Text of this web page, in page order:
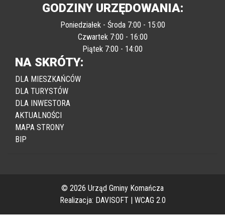
GODZINY URZĘDOWANIA:
Poniedziałek - Środa 7:00 - 15:00
Czwartek 7:00 - 16:00
Piątek 7:00 - 14:00
NA SKRÓTY:
DLA MIESZKAŃCÓW
DLA TURYSTÓW
DLA INWESTORA
AKTUALNOŚCI
MAPA STRONY
BIP
© 2026 Urząd Gminy Komańcza
Realizacja: DAVISOFT | WCAG 2.0